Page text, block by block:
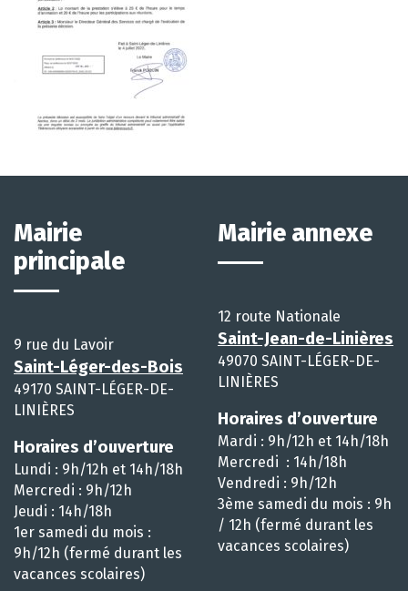
Mairie
principale
9 rue du Lavoir
Saint-Léger-des-Bois
49170 SAINT-LÉGER-DE-
LINIÈRES
Horaires d’ouverture
Lundi : 9h/12h et 14h/18h
Mercredi : 9h/12h
Jeudi : 14h/18h
1er samedi du mois :
9h/12h (fermé durant les
vacances scolaires)
Mairie annexe
12 route Nationale
Saint-Jean-de-Linières
49070 SAINT-LÉGER-DE-
LINIÈRES
Horaires d’ouverture
Mardi : 9h/12h et 14h/18h
Mercredi : 14h/18h
Vendredi : 9h/12h
3ème samedi du mois : 9h
/ 12h (fermé durant les
vacances scolaires)